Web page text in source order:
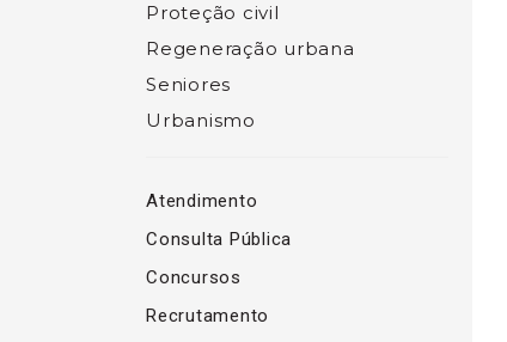
Proteção civil
Regeneração urbana
Seniores
Urbanismo
Atendimento
Consulta Pública
Concursos
Recrutamento